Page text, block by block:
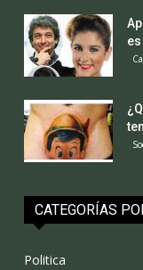
CATEGORÍAS
Politica